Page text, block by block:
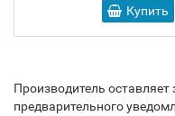
Купить
Производитель оставляет
предварительного